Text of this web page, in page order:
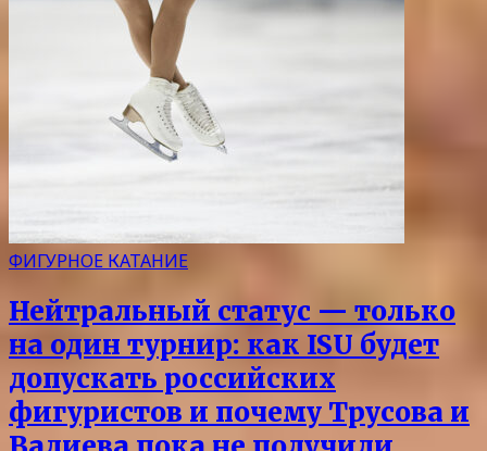
ФИГУРНОЕ КАТАНИЕ
Нейтральный статус — только
на один турнир: как ISU будет
допускать российских
фигуристов и почему Трусова и